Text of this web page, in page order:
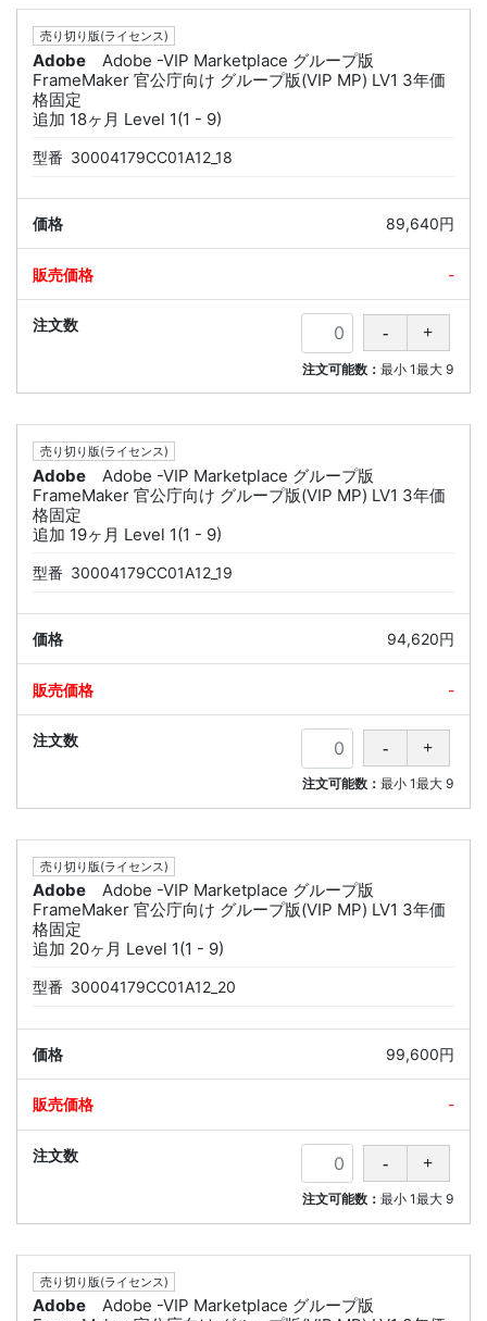
売り切り版(ライセンス)
Adobe
Adobe -VIP Marketplace グループ版
FrameMaker 官公庁向け グループ版(VIP MP) LV1 3年価
格固定
追加 18ヶ月 Level 1(1 - 9)
型番 30004179CC01A12_18
89,640円
-
注文可能数：最小 1最大 9
売り切り版(ライセンス)
Adobe
Adobe -VIP Marketplace グループ版
FrameMaker 官公庁向け グループ版(VIP MP) LV1 3年価
格固定
追加 19ヶ月 Level 1(1 - 9)
型番 30004179CC01A12_19
94,620円
-
注文可能数：最小 1最大 9
売り切り版(ライセンス)
Adobe
Adobe -VIP Marketplace グループ版
FrameMaker 官公庁向け グループ版(VIP MP) LV1 3年価
格固定
追加 20ヶ月 Level 1(1 - 9)
型番 30004179CC01A12_20
99,600円
-
注文可能数：最小 1最大 9
売り切り版(ライセンス)
Adobe
Adobe -VIP Marketplace グループ版